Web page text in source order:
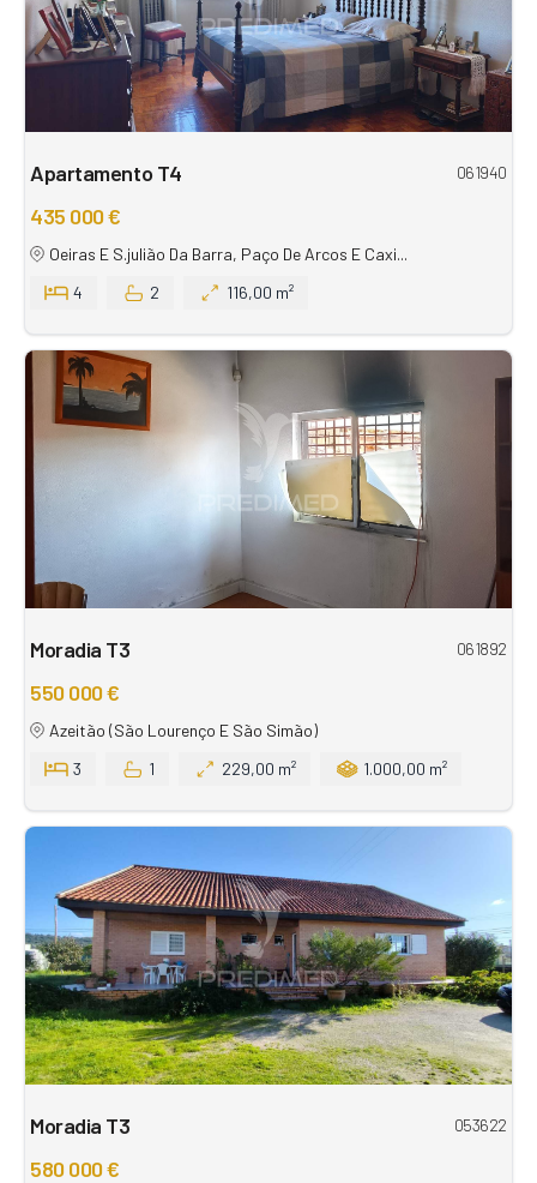
Apartamento T4 061940
435 000 €
Oeiras E S.julião Da Barra, Paço De Arcos E Caxi...
4
2 116,00 m²
Moradia T3 061892
550 000 €
Azeitão (São Lourenço E São Simão)
3
1 229,00 m² 1.000,00 m²
Moradia T3 053622
580 000 €